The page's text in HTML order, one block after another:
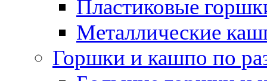
Пластиковые
Металлические
Горшки и кашпо по